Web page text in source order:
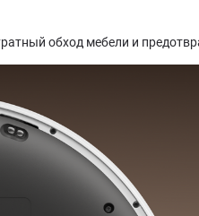
обход мебели и